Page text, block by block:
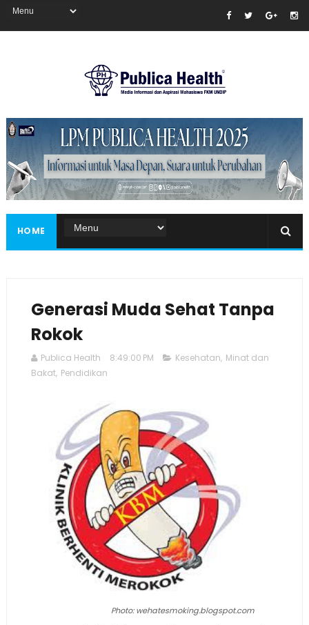
Masukkan iklan disini!
HOME
Generasi Muda Sehat Tanpa
Rokok
Publica Health 8:49:00 PM Kesehatan, Minat dan
Bakat, Pendidikan
Photo: wehatesmoking.blogspot.com